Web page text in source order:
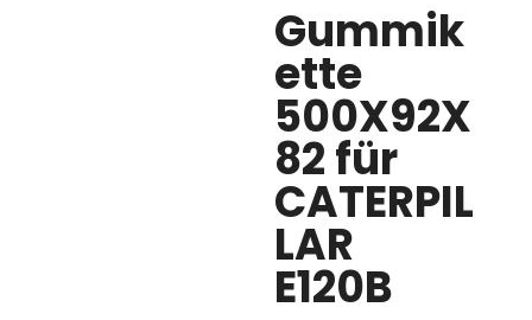
Gummik
ette
500X92X
82 für
CATERPIL
LAR
E120B